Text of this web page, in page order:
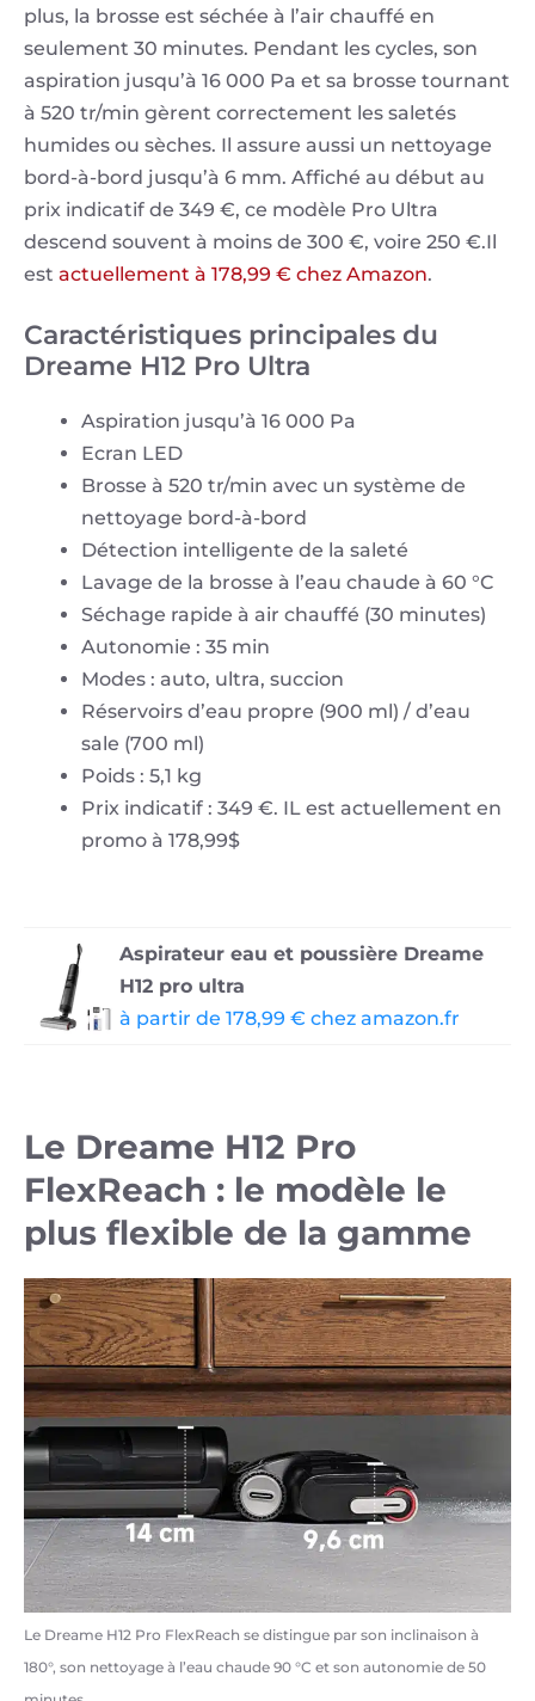
plus, la brosse est séchée à l’air chauffé en
seulement 30 minutes. Pendant les cycles, son
aspiration jusqu’à 16 000 Pa et sa brosse tournant
à 520 tr/min gèrent correctement les saletés
humides ou sèches. Il assure aussi un nettoyage
bord-à-bord jusqu’à 6 mm. Affiché au début au
prix indicatif de 349 €, ce modèle Pro Ultra
descend souvent à moins de 300 €, voire 250 €.Il
est actuellement à 178,99 € chez Amazon.
Caractéristiques principales du
Dreame H12 Pro Ultra
Aspiration jusqu’à 16 000 Pa
Ecran LED
Brosse à 520 tr/min avec un système de
nettoyage bord-à-bord
Détection intelligente de la saleté
Lavage de la brosse à l’eau chaude à 60 °C
Séchage rapide à air chauffé (30 minutes)
Autonomie : 35 min
Modes : auto, ultra, succion
Réservoirs d’eau propre (900 ml) / d’eau
sale (700 ml)
Poids : 5,1 kg
Prix indicatif : 349 €. IL est actuellement en
promo à 178,99$
Aspirateur eau et poussière Dreame
H12 pro ultra
à partir de 178,99 € chez amazon.fr
Le Dreame H12 Pro
FlexReach : le modèle le
plus flexible de la gamme
Le Dreame H12 Pro FlexReach se distingue par son inclinaison à
180°, son nettoyage à l’eau chaude 90 °C et son autonomie de 50